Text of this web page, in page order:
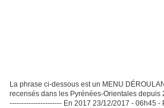
La phrase ci-dessous est un MENU
recensés dans les Pyrénées-Orientales depuis
---------------------- En 2017 23/12/2017 - 06h45 -